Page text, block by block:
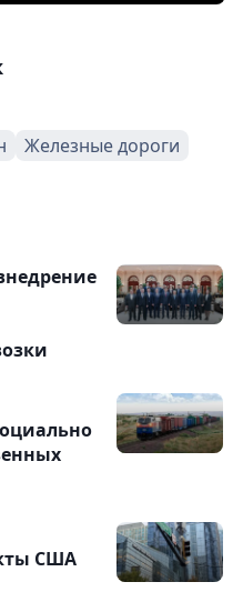
Железные дороги
США